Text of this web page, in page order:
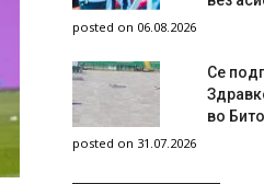
posted on 06.08.2026
Се
во
posted on 31.07.2026